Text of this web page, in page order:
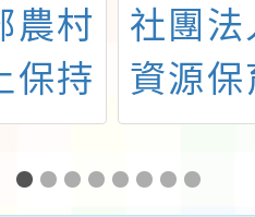
農村
保持
學工
同開
社團
資源
理「
生命